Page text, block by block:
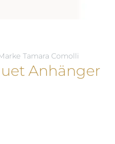
Tamara Comolli
Anhänger